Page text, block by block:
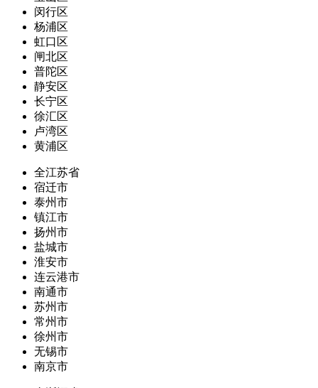
闵行区
杨浦区
虹口区
闸北区
普陀区
静安区
长宁区
徐汇区
卢湾区
黄浦区
全江苏省
宿迁市
泰州市
镇江市
扬州市
盐城市
淮安市
连云港市
南通市
苏州市
常州市
徐州市
无锡市
南京市